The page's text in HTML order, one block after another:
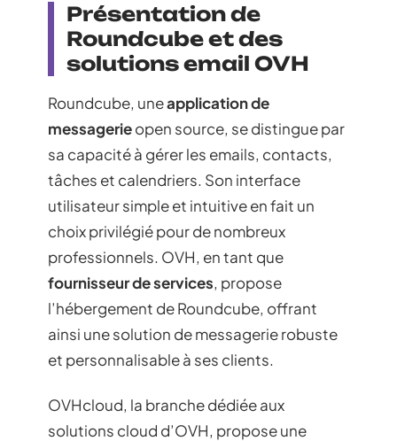
Présentation de
Roundcube et des
solutions email OVH
Roundcube, uneapplication de
messagerieopen source, se distingue par
sa capacité à gérer les emails, contacts,
tâches et calendriers. Son interface
utilisateur simple et intuitive en fait un
choix privilégié pour de nombreux
professionnels. OVH, en tant que
fournisseur de services, propose
l’hébergement de Roundcube, offrant
ainsi une solution de messagerie robuste
et personnalisable à ses clients.
OVHcloud, la branche dédiée aux
solutions cloud d’OVH, propose une